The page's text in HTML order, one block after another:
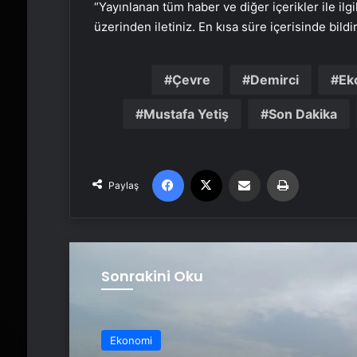
“Yayınlanan tüm haber ve diğer içerikler ile
üzerinden iletiniz. En kısa süre içerisinde
Çevre Demirci
Mustafa Yetiş Son Dakika
Paylaş
Facebook Email'den paylaş
Sonrakini Oku
Ekonomi